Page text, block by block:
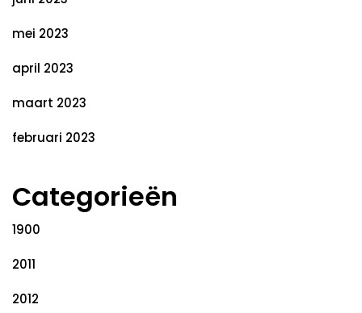
mei 2023
april 2023
maart 2023
februari 2023
Categorieën
1900
2011
2012